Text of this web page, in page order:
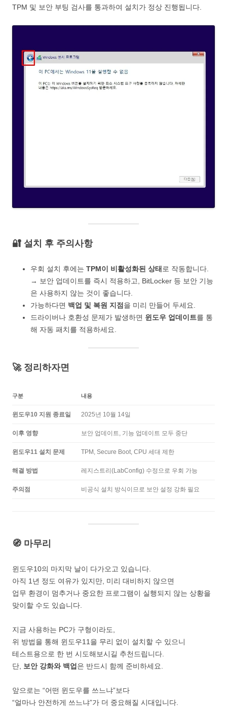
TPM 및 보안 부팅 검사를 통과하여 설치가 정상 진행됩니다.
🔐 설치 후 주의사항
우회 설치 후에는 TPM이 비활성화된 상태 로 작동합니다.
→ 보안 업데이트를 즉시 적용하고, BitLocker 등 보안 기능
은 사용하지 않는 것이 좋습니다.
가능하다면 백업 및 복원 지점 을 미리 만들어 두세요.
드라이버나 호환성 문제가 발생하면 윈도우 업데이트를 통
해 자동 패치를 적용하세요.
🚀 정리하자면
구분 내용
윈도우10 지원 종료일 2025년 10월 14일
이후 영향 보안 업데이트, 기능 업데이트 모두 중단
윈도우11 설치 문제 TPM, Secure Boot, CPU 세대 제한
해결 방법 레지스트리(LabConfig) 수정으로 우회 가능
주의점 비공식 설치 방식이므로 보안 설정 강화 필요
🧭 마무리
윈도우10의 마지막 날이 다가오고 있습니다.
아직 1년 정도 여유가 있지만, 미리 대비하지 않으면
업무 환경이 멈추거나 중요한 프로그램이 실행되지 않는 상황을
맞이할 수도 있습니다.
지금 사용하는 PC가 구형이라도,
위 방법을 통해 윈도우11을 무리 없이 설치할 수 있으니
테스트용으로 한 번 시도해보시길 추천드립니다.
단,
보안 강화와 백업 은 반드시 함께 준비하세요.
앞으로는 “어떤 윈도우를 쓰느냐”보다
“얼마나 안전하게 쓰느냐”가 더 중요해질 시대입니다.